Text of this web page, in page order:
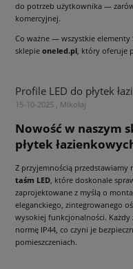
do potrzeb użytkownika —
komercyjnej.
Co ważne — wszystkie elementy
sklepie oneled.pl, który oferuje
Profile LED do płytek
15-10-2025 , Mikołaj
Nowość w naszym
płytek
Z przyjemnością przedstawiamy
taśm LED , które doskonale
zaprojektowane z myślą o
eleganckiego, zintegrowanego
wysokiej funkcjonalności. Każdy
normę IP44, co czyni je
pomieszczeniach.